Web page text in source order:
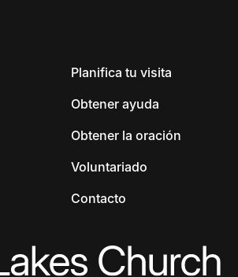
Planifica tu visita
Obtener ayuda
Obtener la oración
Voluntariado
Contacto